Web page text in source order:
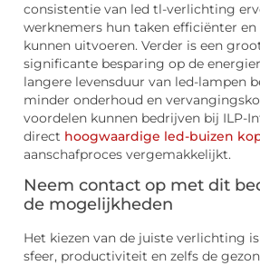
consistentie van led tl-verlichting
werknemers hun taken efficiënter
kunnen uitvoeren. Verder is een
significante besparing op de
langere levensduur van led-lampen
minder onderhoud en
voordelen kunnen bedrijven bij ILP-
direct hoogwaardige led-buizen
aanschafproces vergemakkelijkt.
Neem contact op met dit
de mogelijkheden
Het kiezen van de juiste verlichting
sfeer, productiviteit en zelfs de